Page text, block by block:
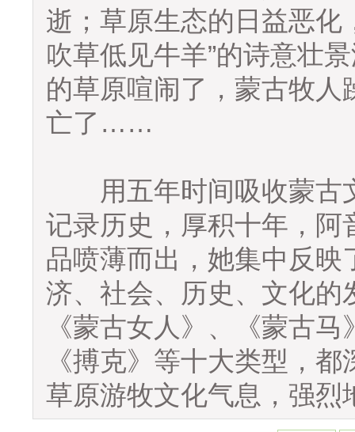
逝；草原生态的日益恶化
吹草低见牛羊”的诗意壮
的草原喧闹了，蒙古牧
亡了……
用五年时间吸收蒙古
记录历史，厚积十年，阿
品喷薄而出，她集中反
济、社会、历史、文化的
《蒙古女人》、《蒙古
《搏克》等十大类型，
草原游牧文化气息，强烈